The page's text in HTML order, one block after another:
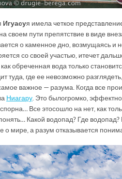
Игуасуя имела четкое
своем пути препятствие в виде
о каменное дно, возмущаясь и
со своей участью, и течет
обреченная вода только
туда, где ее невозможно
важное — разума. Когда все
Ниагару . Это было громко,
Все это сошло на нет, как
Какой водопад? Где
о мире, а разум отказывается